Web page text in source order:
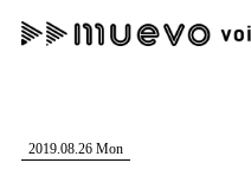
記事を検索する
"読者の声を形にする”
2019.08.26 Mon